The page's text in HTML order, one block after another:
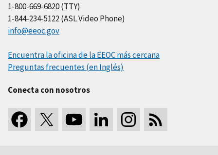
1-800-669-6820 (TTY)
1-844-234-5122 (ASL Video Phone)
info@eeoc.gov
Encuentra la oficina de la EEOC más cercana
Preguntas frecuentes (en Inglés)
Conecta con nosotros